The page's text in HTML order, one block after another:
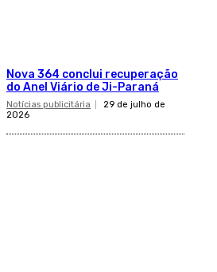
Nova 364 conclui recuperação
do Anel Viário de Ji-Paraná
Notícias publicitária
29 de julho de
2026